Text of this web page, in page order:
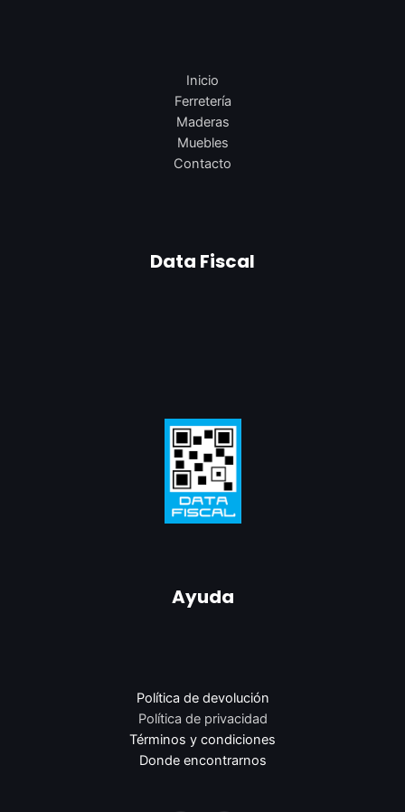
Inicio
Ferretería
Maderas
Muebles
Contacto
Data Fiscal
Ayuda
Política de devolución
Política de privacidad
Términos y condiciones
Donde encontrarnos